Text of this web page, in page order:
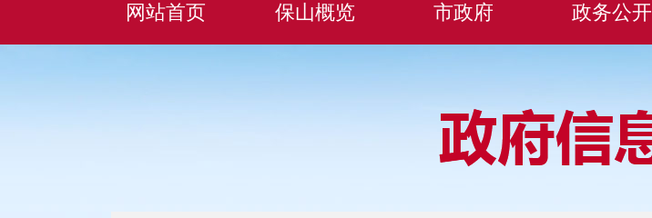
网站首页 保山概览 市政府 政务公开